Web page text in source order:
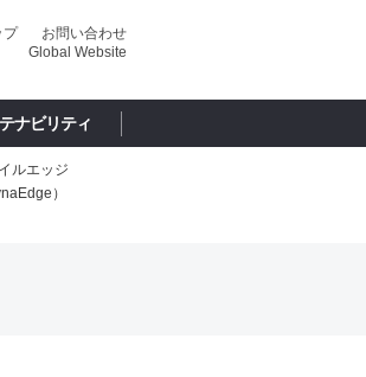
お問い合わせ
プ
Global Website
ナビリティ
ルエッジ
）